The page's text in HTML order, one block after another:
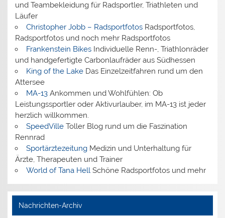
und Teambekleidung für Radsportler, Triathleten und
Läufer
Christopher Jobb – RadsportfotosRadsportfotos,
Radsportfotos und noch mehr Radsportfotos
Frankenstein BikesIndividuelle Renn-, Triathlonräder
und handgefertigte Carbonlaufräder aus Südhessen
King of the LakeDas Einzelzeitfahren rund um den
Attersee
MA-13Ankommen und Wohlfühlen: Ob
Leistungssportler oder Aktivurlauber, im MA-13 ist jeder
herzlich willkommen.
SpeedVilleToller Blog rund um die Faszination
Rennrad
SportärztezeitungMedizin und Unterhaltung für
Ärzte, Therapeuten und Trainer
World of Tana HellSchöne Radsportfotos und mehr
Nachrichten-Archiv